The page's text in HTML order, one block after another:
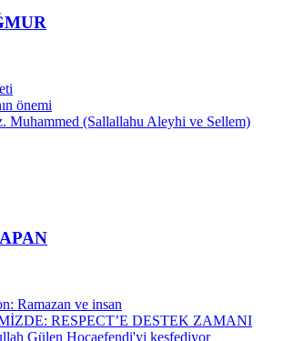
önemi
Muhammed (Sallallahu Aleyhi ve Sellem)
Ramazan ve insan
RESPECT’E DESTEK ZAMANI
Gülen Hocaefendi'yi keşfediyor